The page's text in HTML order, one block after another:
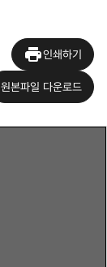
인쇄하기
원본파일 다운로드